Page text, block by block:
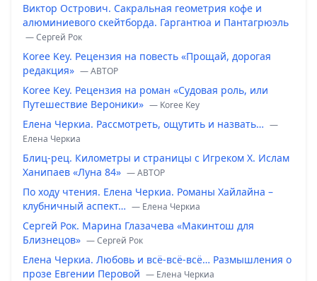
Виктор Острович. Сакральная геометрия кофе и
алюминиевого скейтборда. Гаргантюа и Пантагрюэль
— Сергей Рок
Koree Key. Рецензия на повесть «Прощай, дорогая
редакция» — ABTOP
Koree Key. Рецензия на роман «Судовая роль, или
Путешествие Вероники» — Koree Key
Елена Черкиа. Рассмотреть, ощутить и назвать… —
Елена Черкиа
Блиц-рец. Километры и страницы с Игреком Х. Ислам
Ханипаев «Луна 84» — ABTOP
По ходу чтения. Елена Черкиа. Романы Хайлайна –
клубничный аспект… — Елена Черкиа
Сергей Рок. Марина Глазачева «Макинтош для
Близнецов» — Сергей Рок
Елена Черкиа. Любовь и всё-всё-всё… Размышления о
прозе Евгении Перовой — Елена Черкиа